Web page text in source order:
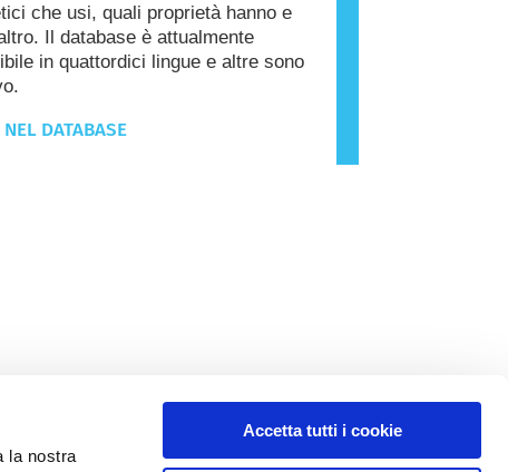
la nostra
Accetta tutti i cookie
che usi, quali proprietà hanno e
Il database è attualmente
in quattordici lingue e altre sono
NEL DATABASE